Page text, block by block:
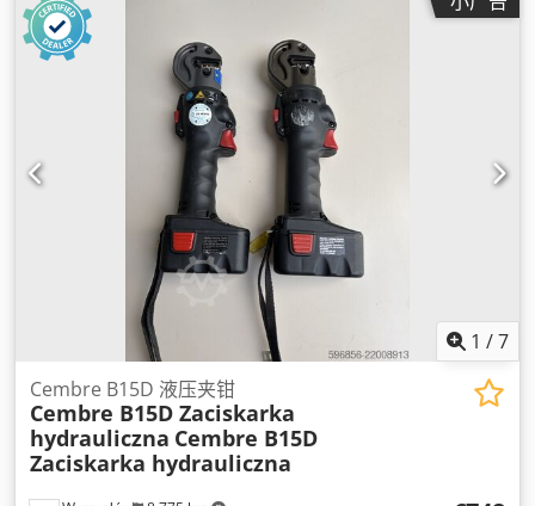
1 /7
Cembre B15D 液压夹钳
Cembre B15D Zaciskarka
hydrauliczna Cembre B15D
Zaciskarka hydrauliczna